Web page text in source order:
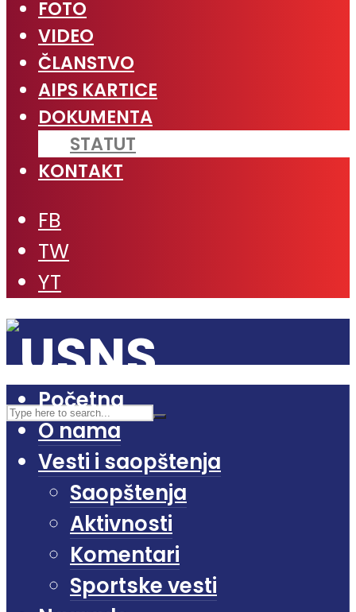
FOTO
VIDEO
ČLANSTVO
AIPS KARTICE
DOKUMENTA
STATUT
KONTAKT
FB
TW
YT
Početna
O nama
Vesti i saopštenja
Saopštenja
Aktivnosti
Komentari
Sportske vesti